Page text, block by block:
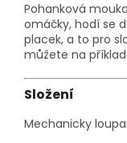
Pohanková
omáčky, hodí se
placek, a to pro
můžete na
Složení
Mechanicky